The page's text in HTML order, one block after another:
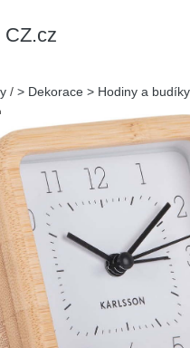
/ > Dekorace > Hodiny a